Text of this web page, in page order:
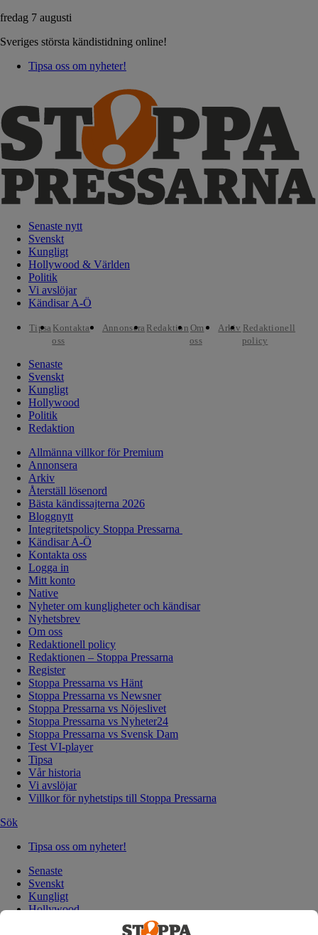
fredag 7 augusti
Sveriges största kändistidning online!
Tipsa oss om nyheter!
Senaste nytt
Svenskt
Kungligt
Hollywood & Världen
Politik
Vi avslöjar
Kändisar A-Ö
Tipsa Kontakta
oss
Annonsera Redaktion Om
oss
Arkiv Redaktionell
policy
Senaste
Svenskt
Kungligt
Hollywood
Politik
Redaktion
Allmänna villkor för Premium
Annonsera
Arkiv
Återställ lösenord
Bästa kändissajterna 2026
Bloggnytt
Integritetspolicy Stoppa Pressarna
Kändisar A-Ö
Kontakta oss
Logga in
Mitt konto
Native
Nyheter om kungligheter och kändisar
Nyhetsbrev
Om oss
Redaktionell policy
Redaktionen – Stoppa Pressarna
Register
Stoppa Pressarna vs Hänt
Stoppa Pressarna vs Newsner
Stoppa Pressarna vs Nöjeslivet
Stoppa Pressarna vs Nyheter24
Stoppa Pressarna vs Svensk Dam
Test VI-player
Tipsa
Vår historia
Vi avslöjar
Villkor för nyhetstips till Stoppa Pressarna
Sök
Tipsa oss om nyheter!
Senaste
Svenskt
Kungligt
Hollywood